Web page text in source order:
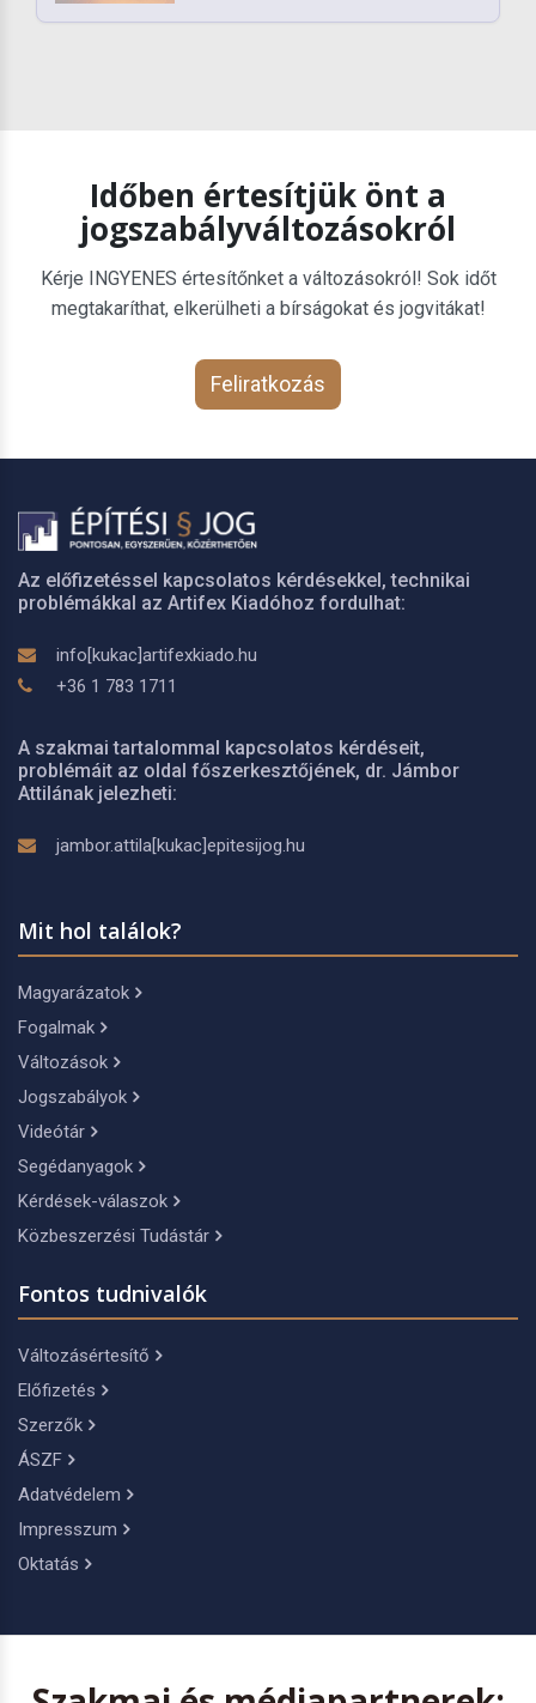
Időben értesítjük önt a
jogszabályváltozásokról
Kérje INGYENES értesítőnket a változásokról! Sok időt
megtakaríthat, elkerülheti a bírságokat és jogvitákat!
Feliratkozás
Az előfizetéssel kapcsolatos kérdésekkel, technikai
problémákkal az Artifex Kiadóhoz fordulhat:
info[kukac]artifexkiado.hu
+36 1 783 1711
A szakmai tartalommal kapcsolatos kérdéseit,
problémáit az oldal főszerkesztőjének, dr. Jámbor
Attilának jelezheti:
jambor.attila[kukac]epitesijog.hu
Mit hol találok?
Magyarázatok
Fogalmak
Változások
Jogszabályok
Videótár
Segédanyagok
Kérdések-válaszok
Közbeszerzési Tudástár
Fontos tudnivalók
Változásértesítő
Előfizetés
Szerzők
ÁSZF
Adatvédelem
Impresszum
Oktatás